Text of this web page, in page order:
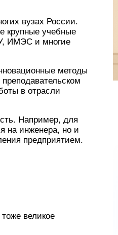
вузах России.
крупные учебные
ИМЭС и многие
методы
в отрасли
Например, для
на инженера, но и
предприятием.
великое